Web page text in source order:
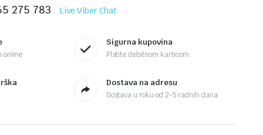
275 783 Live Viber Chat
online
Sigurna kupovina
Platite debitnom karticom
Dostava na adresu
Dostava u roku od 2-5 radnih dana